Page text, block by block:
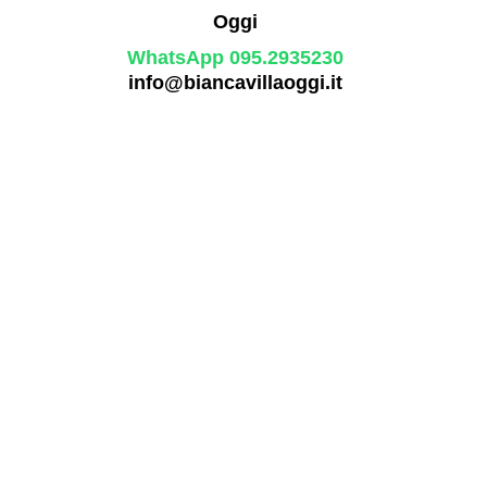
WhatsApp 095.2935230
info@biancavillaoggi.it